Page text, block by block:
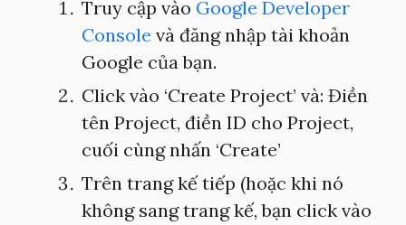
Truy cập vào Google Developer
Console và đăng nhập tài khoản
Google của bạn.
Click vào ‘Create Project’ và: Điền
tên Project, điền ID cho Project,
cuối cùng nhấn ‘Create’
Trên trang kế tiếp (hoặc khi nó
không sang trang kế, bạn click vào